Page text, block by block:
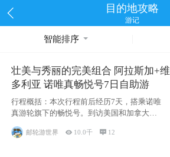
目的地攻略
游记
智能排序
壮美与秀丽的完美组合 阿拉斯加+维
多利亚 诺唯真畅悦号7日自助游
行程概括：本次行程前后经历7天，搭乘诺唯
真游轮旗下的畅悦号。到访美国和加拿大的4
个州/省：美国华盛顿州
邮轮游世界  10.0千  12